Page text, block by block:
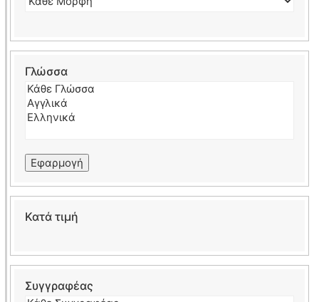
Γλώσσα
Εφαρμογή
Κατά τιμή
Συγγραφέας